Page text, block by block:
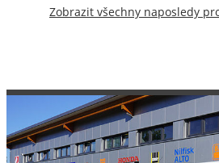
Zobrazit všechny naposledy